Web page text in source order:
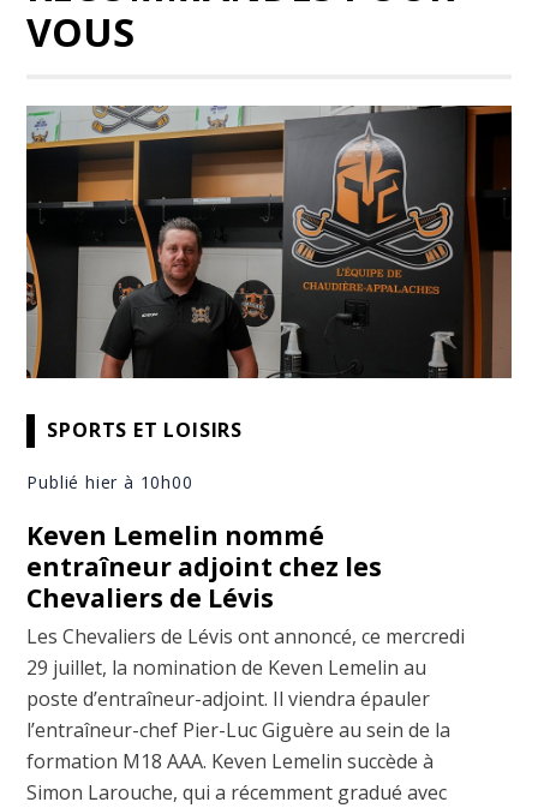
VOUS
SPORTS ET LOISIRS
Publié hier à 10h00
Keven Lemelin nommé
entraîneur adjoint chez les
Chevaliers de Lévis
Les Chevaliers de Lévis ont annoncé, ce mercredi
29 juillet, la nomination de Keven Lemelin au
poste d’entraîneur-adjoint. Il viendra épauler
l’entraîneur-chef Pier-Luc Giguère au sein de la
formation M18 AAA. Keven Lemelin succède à
Simon Larouche, qui a récemment gradué avec